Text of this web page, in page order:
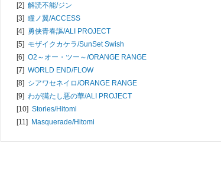
[2] 解読不能/ジン
[3] 瞳ノ翼/ACCESS
[4] 勇侠青春謳/ALI PROJECT
[5] モザイクカケラ/SunSet Swish
[6] O2～オー・ツー～/ORANGE RANGE
[7] WORLD END/FLOW
[8] シアワセネイロ/ORANGE RANGE
[9] わが臈たし悪の華/ALI PROJECT
[10] Stories/Hitomi
[11] Masquerade/Hitomi